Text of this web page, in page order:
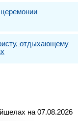
отдыхающему
на 07.08.2026